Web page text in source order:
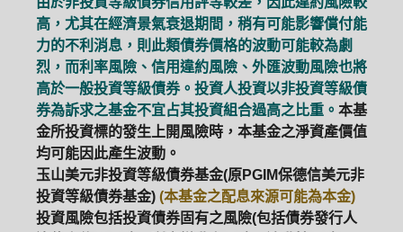
高，尤其在經濟景氣衰退期間，稍有可能影響償付能
力的不利消息，則此類債券價格的波動可能較為劇
烈，而利率風險、信用違約風險、外匯波動風險也將
高於一般投資等級債券。投資人投資以非投資等級債
券為訴求之基金不宜占其投資組合過高之比重。 本基
金所投資標的發生上開風險時，本基金之淨資產價值
均可能因此產生波動。
玉山美元非投資等級債券基金(原PGIM保德信美元非
投資等級債券基金) (本基金之配息來源可能為本金)
投資風險包括投資債券固有之風險(包括債券發行人